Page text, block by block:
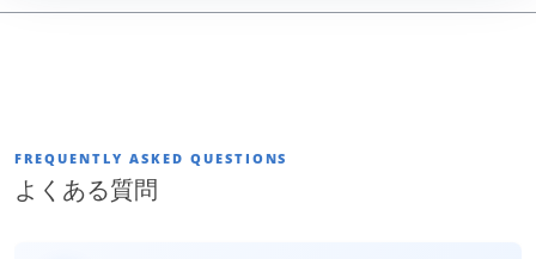
FREQUENTLY ASKED QUESTIONS
よくある質問